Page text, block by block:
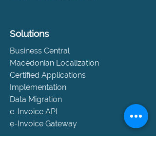
Solutions
Business Central
Macedonian Localization
Certified Applications
Implementation
Data Migration
e-Invoice API
e-Invoice Gateway